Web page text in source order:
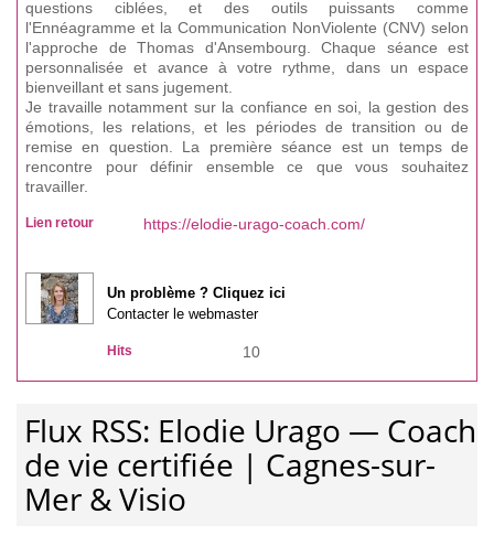
questions ciblées, et des outils puissants comme
l'Ennéagramme et la Communication NonViolente (CNV) selon
l'approche de Thomas d'Ansembourg. Chaque séance est
personnalisée et avance à votre rythme, dans un espace
bienveillant et sans jugement.
Je travaille notamment sur la confiance en soi, la gestion des
émotions, les relations, et les périodes de transition ou de
remise en question. La première séance est un temps de
rencontre pour définir ensemble ce que vous souhaitez
travailler.
Lien retour https://elodie-urago-coach.com/
Un problème ? Cliquez ici
Contacter le webmaster
Hits 10
Flux RSS: Elodie Urago — Coach
de vie certifiée | Cagnes-sur-
Mer & Visio